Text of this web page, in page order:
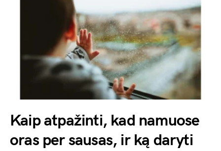
Kaip atpažinti, kad namuose
oras per sausas, ir ką daryti